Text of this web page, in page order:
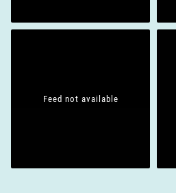
Feed not available